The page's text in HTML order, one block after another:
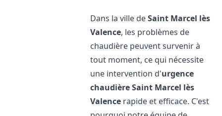
Dans la ville deSaint Marcel lès
Valence, les problèmes de
chaudière peuvent survenir à
tout moment, ce qui nécessite
une intervention d'urgence
chaudièreSaint Marcel lès
Valence rapide et efficace. C'est